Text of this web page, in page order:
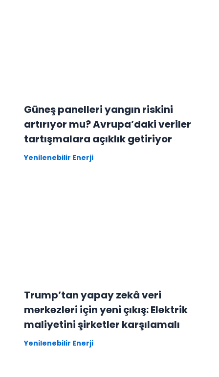
Güneş panelleri yangın riskini
artırıyor mu? Avrupa’daki veriler
tartışmalara açıklık getiriyor
Yenilenebilir Enerji
Trump’tan yapay zekâ veri
merkezleri için yeni çıkış: Elektrik
maliyetini şirketler karşılamalı
Yenilenebilir Enerji